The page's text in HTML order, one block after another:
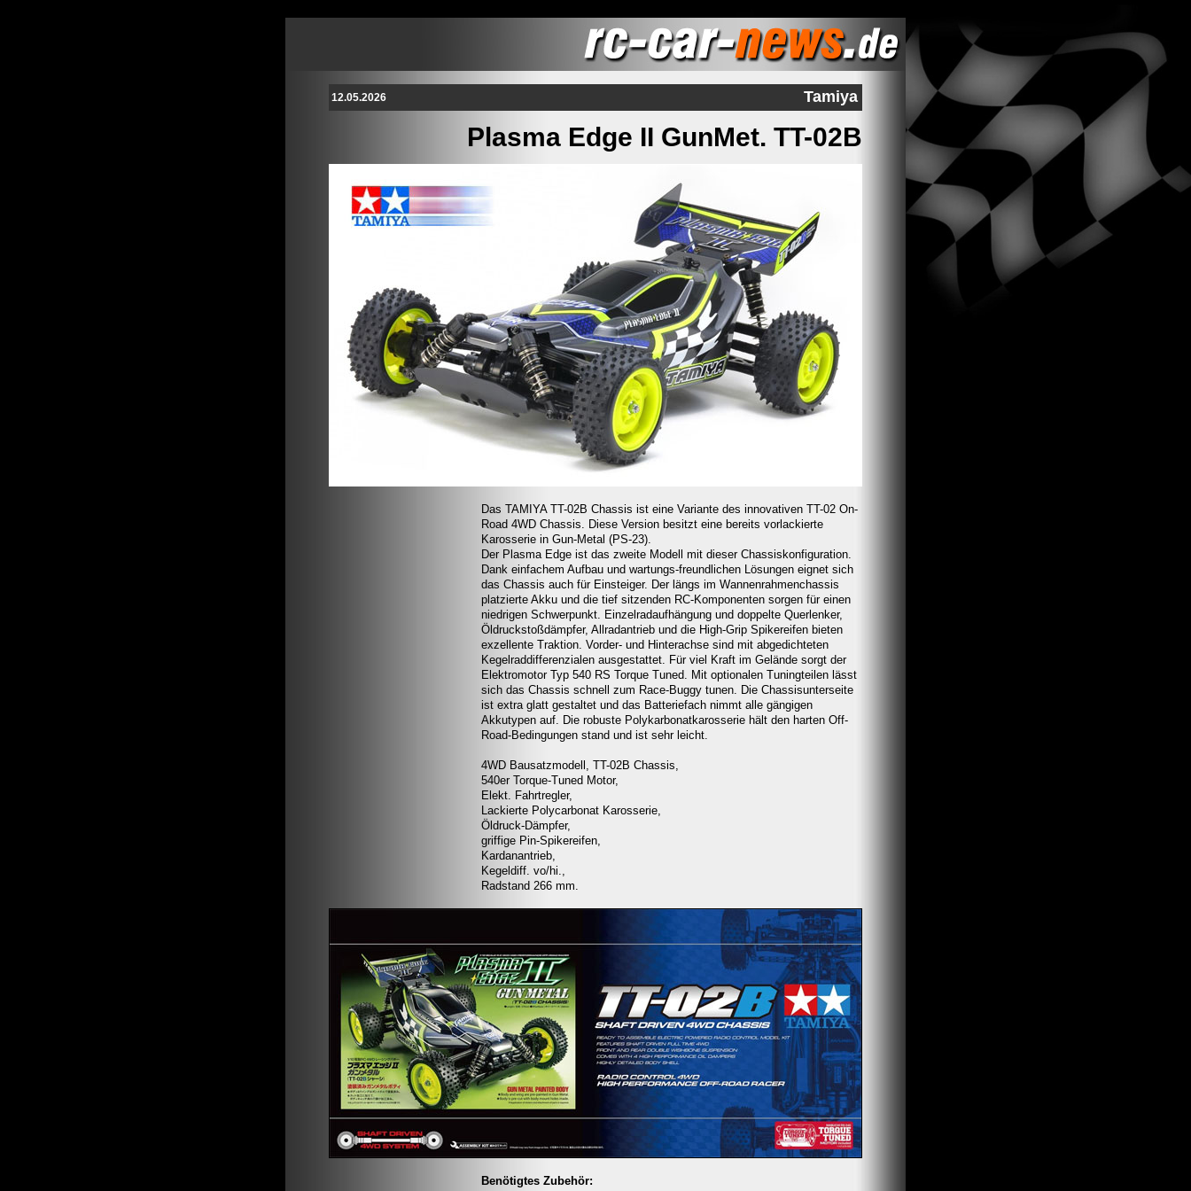
12.05.2026 Tamiya
Plasma Edge II GunMet. TT-02B
Das TAMIYA TT-02B Chassis ist eine Variante des innovativen TT-02 On-
Road 4WD Chassis. Diese Version besitzt eine bereits vorlackierte
Karosserie in Gun-Metal (PS-23).
Der Plasma Edge ist das zweite Modell mit dieser Chassiskonfiguration.
Dank einfachem Aufbau und wartungs-freundlichen Lösungen eignet sich
das Chassis auch für Einsteiger. Der längs im Wannenrahmenchassis
platzierte Akku und die tief sitzenden RC-Komponenten sorgen für einen
niedrigen Schwerpunkt. Einzelradaufhängung und doppelte Querlenker,
Öldruckstoßdämpfer, Allradantrieb und die High-Grip Spikereifen bieten
exzellente Traktion. Vorder- und Hinterachse sind mit abgedichteten
Kegelraddifferenzialen ausgestattet. Für viel Kraft im Gelände sorgt der
Elektromotor Typ 540 RS Torque Tuned. Mit optionalen Tuningteilen lässt
sich das Chassis schnell zum Race-Buggy tunen. Die Chassisunterseite
ist extra glatt gestaltet und das Batteriefach nimmt alle gängigen
Akkutypen auf. Die robuste Polykarbonatkarosserie hält den harten Off-
Road-Bedingungen stand und ist sehr leicht.
4WD Bausatzmodell, TT-02B Chassis,
540er Torque-Tuned Motor,
Elekt. Fahrtregler,
Lackierte Polycarbonat Karosserie,
Öldruck-Dämpfer,
griffige Pin-Spikereifen,
Kardanantrieb,
Kegeldiff. vo/hi.,
Radstand 266 mm.
Benötigtes Zubehör: